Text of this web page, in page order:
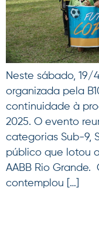
Neste sábado, 19/
organizada pela
continuidade à
2025. O evento
categorias Sub-9,
público que lotou
AABB Rio
contemplou […]